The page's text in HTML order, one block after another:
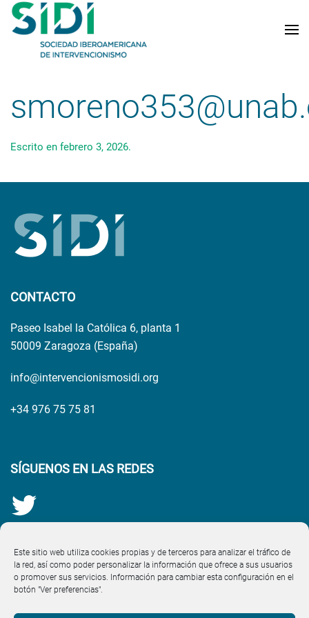
Este sitio web utiliza cookies propias y de terceros para analizar el tráfico de
la red, así como poder personalizar la información que ofrece a sus usuarios
o promover sus servicios. Información para cambiar esta configuración en el
botón "Ver preferencias".
Skip to main content
Escrito en febrero 3, 2026.
CONTACTO
Paseo Isabel la Católica 6, planta 1
50009 Zaragoza (España)
info@intervencionismosidi.org
+34 976 75 75 81
SÍGUENOS EN LAS REDES